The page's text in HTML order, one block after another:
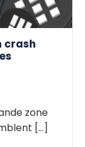
crash
zone
[...]